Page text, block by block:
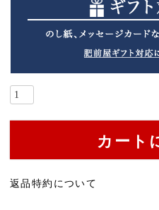
カート
返品特約について